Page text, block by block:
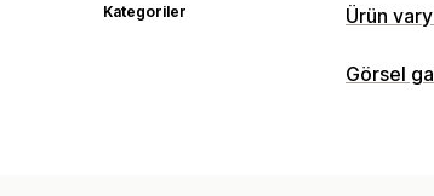
Kategoriler Ürün
Görsel